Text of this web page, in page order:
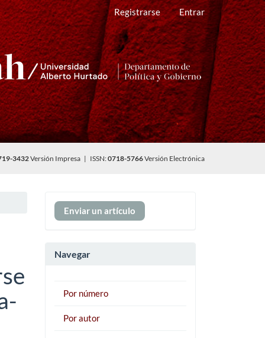
Registrarse Entrar
3432Versión Impresa | ISSN:0718-5766Versión Electrónica
Enviar
un
Enviar un artículo
Navegar
Por número
Por autor